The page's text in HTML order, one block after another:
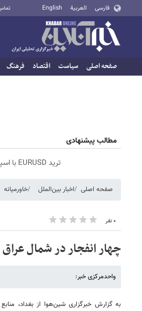
فارسی العربية English
صفحه اصلی سیاست اقتصاد فرهنگ
مطالب پیشنهادی
ترید EURUSD با اسپرد از صفر پیپ
صفحه اصلی اخبار بین‌الملل خاورمیانه
۰ نفر
چهار انفجار در شمال عراق
واحدمرکزی خبر:
به گزارش خبرگزاری شین‌هوا از بغداد،